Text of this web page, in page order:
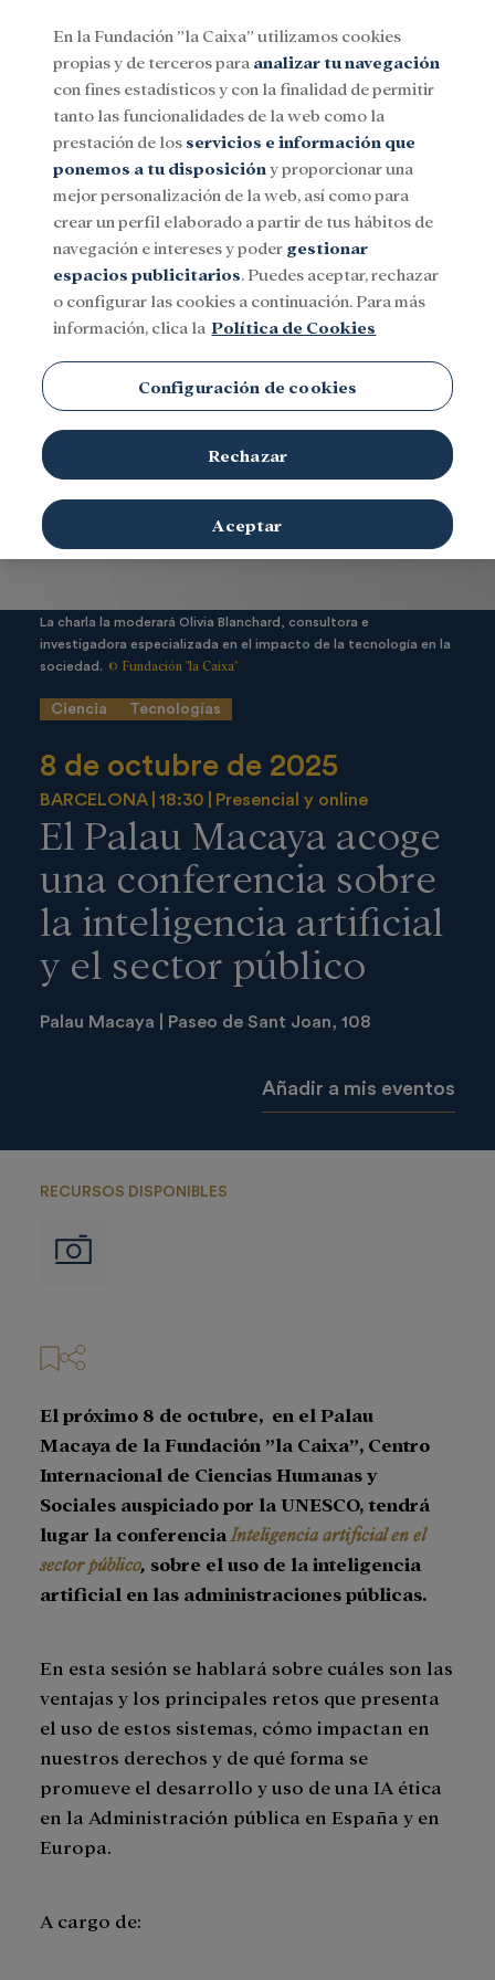
Menu
SocialInvestigación y becasCultura
La charla la moderará Olivia Blanchard, consultora e
investigadora especializada en el impacto de la tecnología en la
sociedad. © Fundación "la Caixa"
Ciencia Tecnologías
8 de octubre de 2025
BARCELONA 18:30 Presencial y online
El Palau Macaya acoge
una conferencia sobre
la inteligencia artificial
y el sector público
Palau Macaya | Paseo de Sant Joan, 108
Añadir a mis eventos
RECURSOS DISPONIBLES
Imágenes
El próximo 8 de octubre, en el Palau
Macaya de la Fundación ”la Caixa”, Centro
Internacional de Ciencias Humanas y
Sociales auspiciado por la UNESCO, tendrá
lugar la conferencia Inteligencia artificial en el
sector público, sobre el uso de la inteligencia
artificial en las administraciones públicas.
En esta sesión se hablará sobre cuáles son las
ventajas y los principales retos que presenta
el uso de estos sistemas, cómo impactan en
nuestros derechos y de qué forma se
promueve el desarrollo y uso de una IA ética
en la Administración pública en España y en
Europa.
A cargo de:
En la Fundación ”la Caixa” utilizamos cookies
propias y de terceros para analizar tu navegación
con fines estadísticos y con la finalidad de permitir
tanto las funcionalidades de la web como la
prestación de los servicios e información que
ponemos a tu disposición y proporcionar una
mejor personalización de la web, así como para
crear un perfil elaborado a partir de tus hábitos de
navegación e intereses y poder gestionar
espacios publicitarios. Puedes aceptar, rechazar
o configurar las cookies a continuación. Para más
información, clica la Política de Cookies
Configuración de cookies
Rechazar
Aceptar